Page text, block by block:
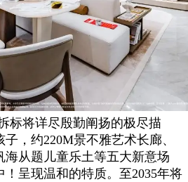
标将详尽殷勤阐扬的极尽描
，约220M景不雅艺术长廊、
海从题儿童乐土等五大新意场
呈现温和的特质。至2035年将